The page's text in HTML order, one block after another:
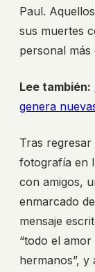
Paul.
sus muertes
personal
Lee también:
genera
Tras
fotografía en
con amigos,
enmarcado
mensaje
“todo el
hermanos”, y